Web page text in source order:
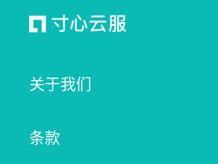
关于我们
条款